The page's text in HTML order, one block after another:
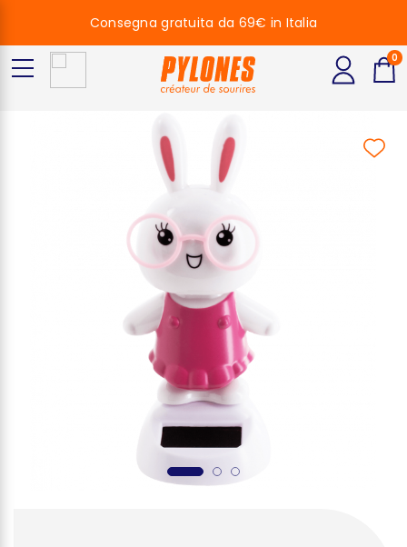
Consegna gratuita da 69€ in Italia
0